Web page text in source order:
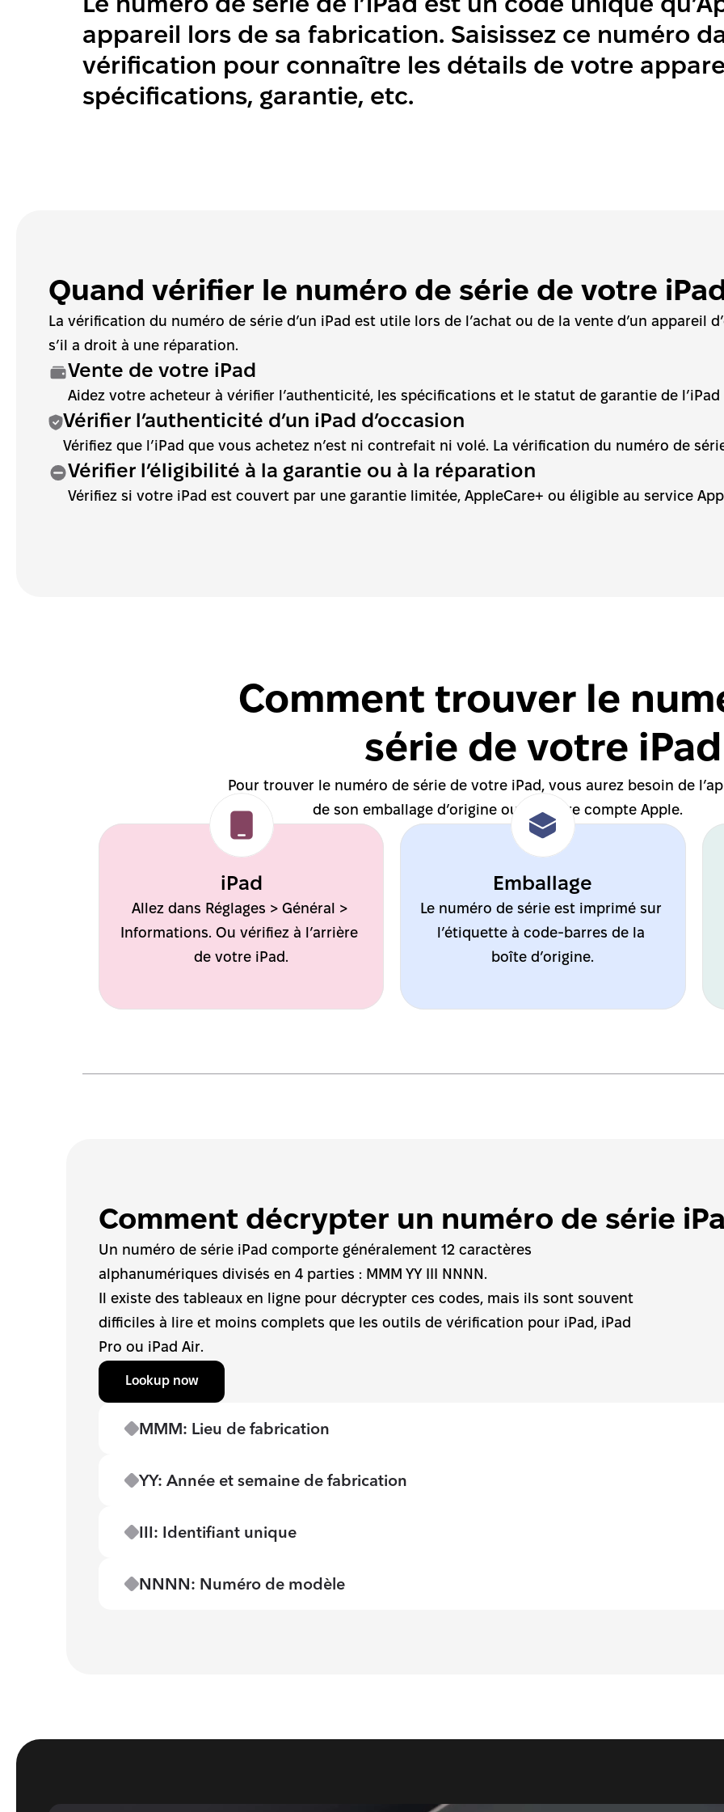
Le numéro de série de l’iPad est un code unique
appareil lors de sa fabrication. Saisissez ce numéro
vérification pour connaître les détails de votre
spécifications, garantie, etc.
Quand vérifier le numéro de série de votre
La vérification du numéro de série d’un iPad est utile lors de l’achat ou de la vente d’un appareil
s’il a droit à une réparation.
Vente de votre iPad
Aidez votre acheteur à vérifier l’authenticité, les spécifications et le statut de garantie de
Vérifier l’authenticité d’un iPad d’occasion
Vérifiez que l’iPad que vous achetez n’est ni contrefait ni volé. La vérification du numéro de
Vérifier l’éligibilité à la garantie ou à la réparation
Vérifiez si votre iPad est couvert par une garantie limitée, AppleCare+ ou éligible au service
Comment trouver le
série de votre iPad
Pour trouver le numéro de série de votre iPad, vous aurez besoin de
de son emballage d’origine ou de votre compte Apple.
iPad
Allez dans Réglages > Général >
Informations. Ou vérifiez à l’arrière
de votre iPad.
Emballage
Le numéro de série est imprimé sur
l’étiquette à code-barres de la
boîte d’origine.
Comment décrypter un numéro de série
Un numéro de série iPad comporte généralement 12 caractères
alphanumériques divisés en 4 parties : MMM YY III NNNN.
Il existe des tableaux en ligne pour décrypter ces codes, mais ils sont souvent
difficiles à lire et moins complets que les outils de vérification pour iPad, iPad
Pro ou iPad Air.
Lookup now
MMM: Lieu de fabrication
YY: Année et semaine de fabrication
III: Identifiant unique
NNNN: Numéro de modèle